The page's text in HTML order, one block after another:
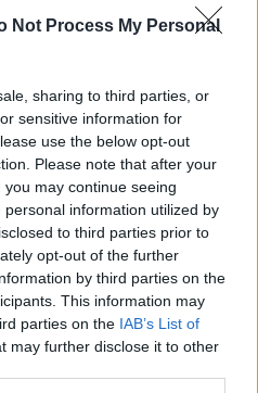
Not Process My Personal
sharing to third parties, or
sensitive information for
use the below opt-out
Please note that after your
may continue seeing
information utilized by
to third parties prior to
opt-out of the further
by third parties on the
This information may
parties on the IAB’s List of
may further disclose it to other
ne tikai vīram